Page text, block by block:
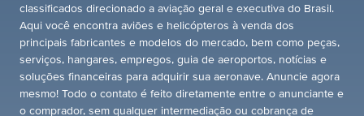
classificados direcionado a aviação geral e executiva do Brasil.
Aqui você encontra aviões e helicópteros à venda dos
principais fabricantes e modelos do mercado, bem como peças,
serviços, hangares, empregos, guia de aeroportos, notícias e
soluções financeiras para adquirir sua aeronave. Anuncie agora
mesmo! Todo o contato é feito diretamente entre o anunciante e
o comprador, sem qualquer intermediação ou cobrança de